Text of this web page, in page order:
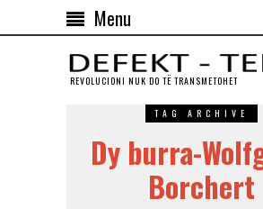
Menu
REVOLUCIONI NUK DO TЁ TRANSMETOHET
TAG ARCHIVE
Dy burra-
Borchert